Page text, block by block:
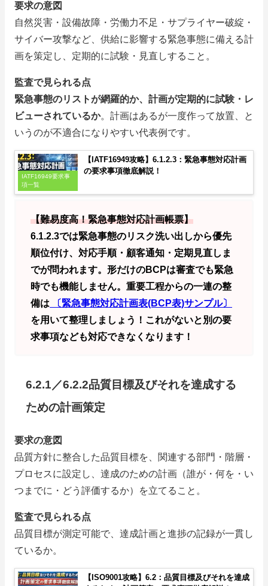
要求の意図
自然災害・設備故障・労働力不足・サプライヤー破綻・
サイバー攻撃など、供給に影響する緊急事態に備える計
画を策定し、定期的に試験・見直しすること。
監査で見られる点
緊急事態のリストが網羅的か、計画が定期的に試験・レ
ビューされているか。計画はあるが一度作って放置、と
いうのが不適合になりやすい代表例です。
IATF16949要求事
項一覧
【IATF16949攻略】6.1.2.3：緊急事態対応計画
の要求事項徹底解説！
【難易度高！緊急事態対応計画帳票】
6.1.2.3では緊急事態のリスク洗い出しから優先
順位付け、対応手順・顧客通知・定期見直しま
でが問われます。形だけのBCPは審査でも緊急
時でも機能しません。重要工程からの一連の整
備は 〔緊急事態対応計画表(BCP表)サンプル〕
を用いて整理しましょう！これがないと別の要
求事項なども対応できなくなります！
6.2.1／6.2.2品質目標及びそれを達成する
ための計画策定
要求の意図
品質方針に整合した品質目標を、関連する部門・階層・
プロセスに設定し、達成のための計画（誰が・何を・い
つまでに・どう評価するか）を立てること。
監査で見られる点
品質目標が測定可能で、達成計画と進捗の記録が一貫し
ているか。
【ISO9001攻略】6.2：品質目標及びそれを達成